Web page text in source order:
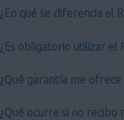
¿En qué se diferencia el
¿Es obligatorio utilizar el
¿Qué garantía me
¿Qué ocurre si no recibo